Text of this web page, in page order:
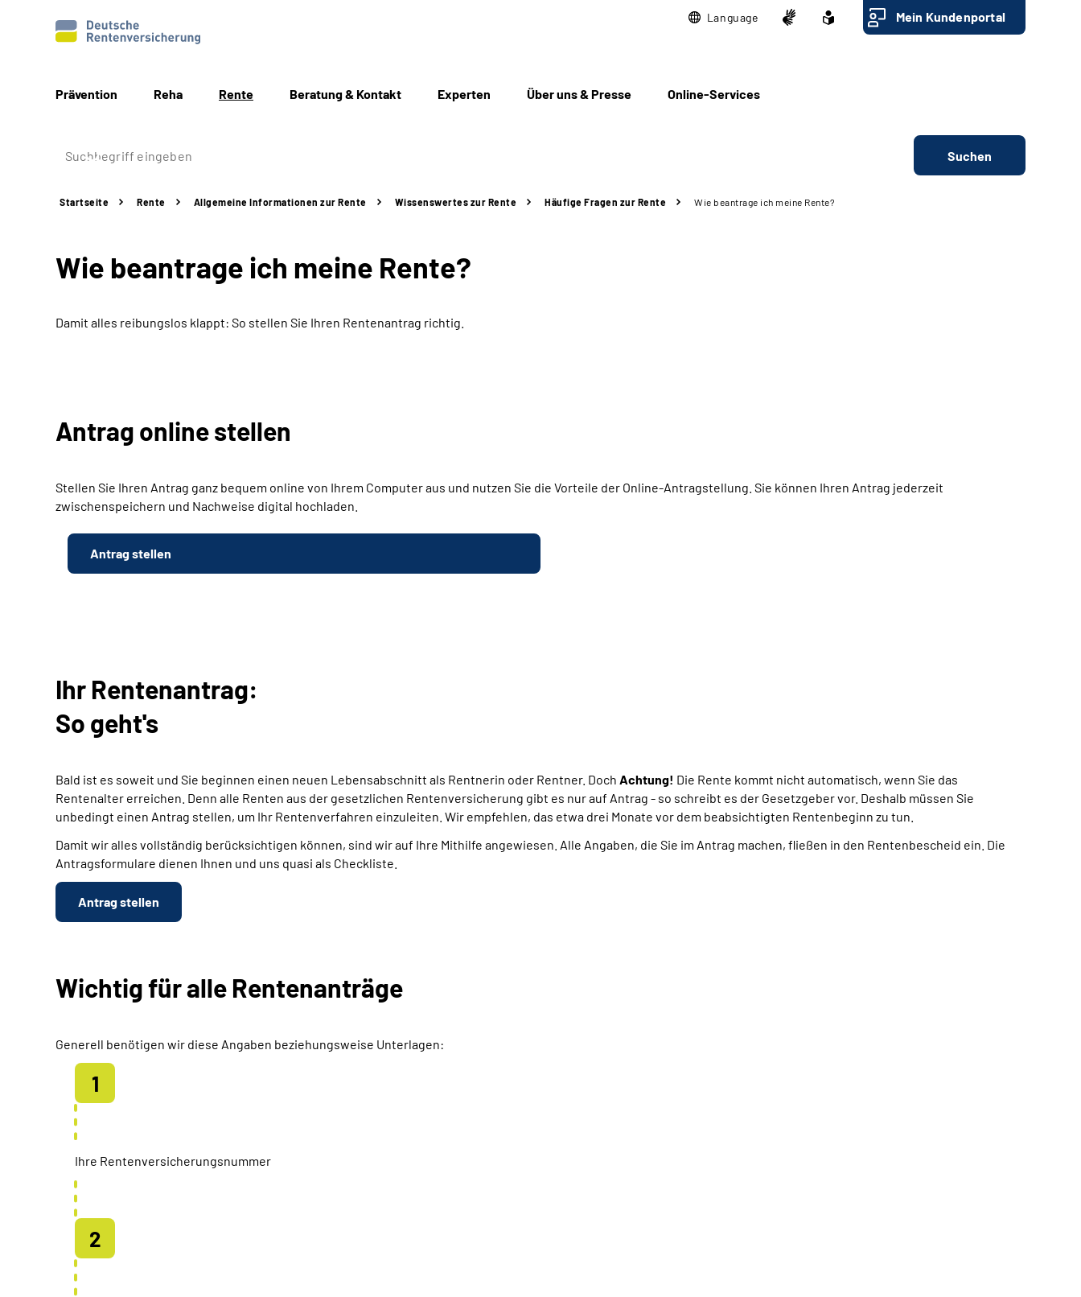
Language Mein Kundenportal
Prävention Reha Rente Beratung & Kontakt Experten Über uns & Presse Online-Services
Suchen
Startseite Rente Allgemeine Informationen zur Rente Wissenswertes zur Rente Häufige Fragen zur Rente Wie beantrage ich meine Rente?
Wie beantrage ich meine Rente?
Damit alles reibungslos klappt: So stellen Sie Ihren Rentenantrag richtig.
Antrag online stellen
Stellen Sie Ihren Antrag ganz bequem online von Ihrem Computer aus und nutzen Sie die Vorteile der Online-Antragstellung. Sie können Ihren Antrag jederzeit
zwischenspeichern und Nachweise digital hochladen.
Antrag stellen
Ihr Rentenantrag:
So geht's
Bald ist es soweit und Sie beginnen einen neuen Lebensabschnitt als Rentnerin oder Rentner. Doch Achtung! Die Rente kommt nicht automatisch, wenn Sie das
Rentenalter erreichen. Denn alle Renten aus der gesetzlichen Rentenversicherung gibt es nur auf Antrag - so schreibt es der Gesetzgeber vor. Deshalb müssen Sie
unbedingt einen Antrag stellen, um Ihr Rentenverfahren einzuleiten. Wir empfehlen, das etwa drei Monate vor dem beabsichtigten Rentenbeginn zu tun.
Damit wir alles vollständig berücksichtigen können, sind wir auf Ihre Mithilfe angewiesen. Alle Angaben, die Sie im Antrag machen, fließen in den Rentenbescheid ein. Die
Antragsformulare dienen Ihnen und uns quasi als Checkliste.
Antrag stellen
Wichtig für alle Rentenanträge
Generell benötigen wir diese Angaben beziehungsweise Unterlagen:
Ihre Rentenversicherungsnummer